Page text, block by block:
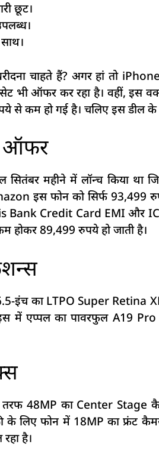
छूट।
चाहते हैं? अगर हां तो
भी ऑफर कर रहा है। वहीं, इस
से कम हो गई है। चलिए इस डील
ऑफर
महीने में लॉन्च किया था
इस फोन को सिर्फ 93,499
Bank Credit Card EMI और
होकर 89,499 रुपये हो जाती है।
इंच का LTPO Super Retina
में एप्पल का पावरफुल A19
48MP का Center Stage
के लिए फोन में 18MP का फ्रंट
है।